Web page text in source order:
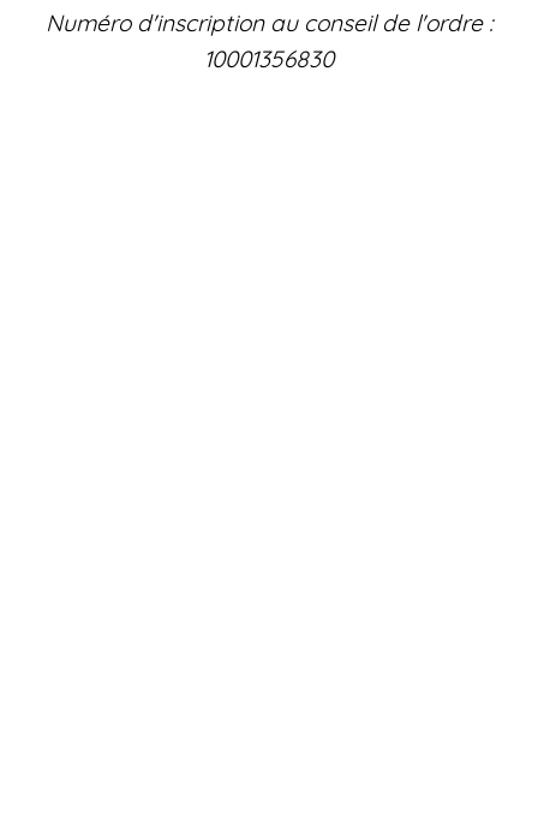
Numéro d'inscription au conseil de l'ordre :
10001356830